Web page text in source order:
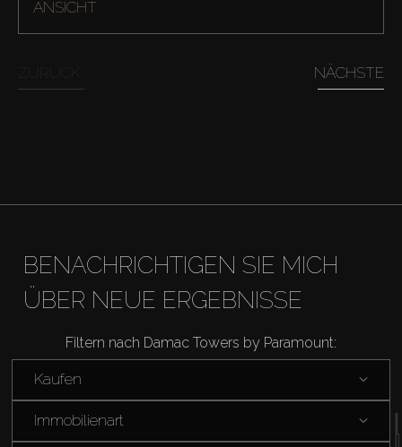
Off-Plan
Agenten
ANSICHT
NÄCHSTE
BENACHRICHTIGEN SIE MICH
ÜBER NEUE ERGEBNISSE
Filtern nach Damac Towers by Paramount:
Kaufen
Immobilienart